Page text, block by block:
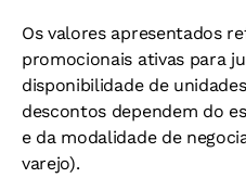
Os valores apresentados
promocionais ativas para
disponibilidade de
descontos dependem do
e da modalidade de
varejo).